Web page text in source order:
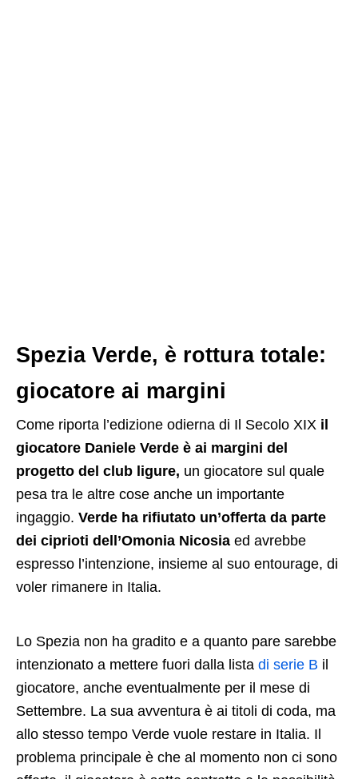
Spezia Verde, è rottura totale:
giocatore ai margini
Come riporta l’edizione odierna di Il Secolo XIX il
giocatore Daniele Verde è ai margini del
progetto del club ligure, un giocatore sul quale
pesa tra le altre cose anche un importante
ingaggio. Verde ha rifiutato un’offerta da parte
dei ciprioti dell’Omonia Nicosia ed avrebbe
espresso l’intenzione, insieme al suo entourage, di
voler rimanere in Italia.
Lo Spezia non ha gradito e a quanto pare sarebbe
intenzionato a mettere fuori dalla lista di serie B il
giocatore, anche eventualmente per il mese di
Settembre. La sua avventura è ai titoli di coda, ma
allo stesso tempo Verde vuole restare in Italia. Il
problema principale è che al momento non ci sono